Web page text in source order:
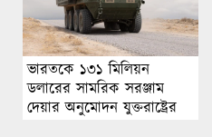
ভারতকে ১৩১ মিলিয়ন
ডলারের সামরিক সরঞ্জাম
দেয়ার অনুমোদন যুক্তরাষ্ট্রের